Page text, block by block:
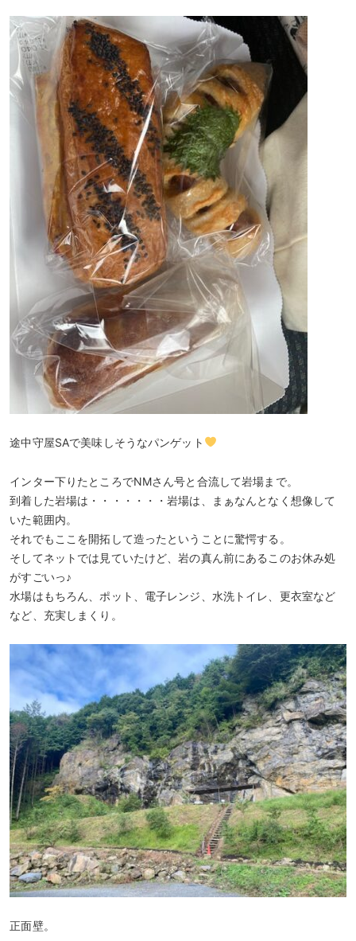
途中守屋SAで美味しそうなパンゲット
インター下りたところでNMさん号と合流して岩場まで。
到着した岩場は・・・・・・・岩場は、まぁなんとなく想像して
いた範囲内。
それでもここを開拓して造ったということに驚愕する。
そしてネットでは見ていたけど、岩の真ん前にあるこのお休み処
がすごいっ♪
水場はもちろん、ポット、電子レンジ、水洗トイレ、更衣室など
など、充実しまくり。
正面壁。